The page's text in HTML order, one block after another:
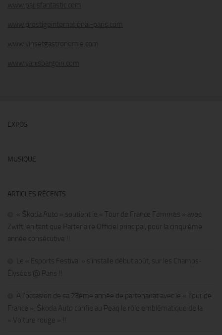
www.parisfantastic.com
www.prestigeinternational-paris.com
www.vinsetgastronomie.com
www.yanisbargoin.com
EXPOS
MUSIQUE
ARTICLES RÉCENTS
« Škoda Auto » soutient le « Tour de France Femmes » avec
Zwift, en tant que Partenaire Officiel principal, pour la cinquième
année consécutive !!
Le « Esports Festival » s’installe début août, sur les Champs-
Élysées @ Paris !!
A l’occasion de sa 23ème année de partenariat avec le « Tour de
France », Škoda Auto confie au Peaq le rôle emblématique de la
« Voiture rouge » !!